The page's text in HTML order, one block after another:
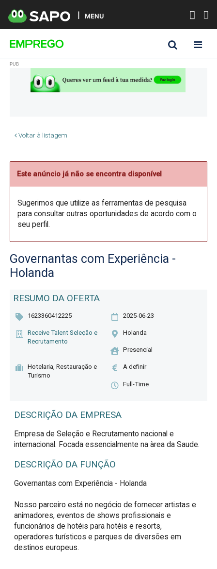
MENU
Voltar à listagem
Este anúncio já não se encontra disponível
Sugerimos que utilize as ferramentas de pesquisa
para consultar outras oportunidades de acordo com o
seu perfil.
Governantas com Experiência -
Holanda
RESUMO DA OFERTA
1623360412225 2025-06-23
Receive Talent Seleção e
Recrutamento
Holanda
Presencial
Hotelaria, Restauração e
Turismo
A definir
Full-Time
DESCRIÇÃO DA EMPRESA
Empresa de Seleção e Recrutamento nacional e
internacional. Focada essencialmente na àrea da Saude.
DESCRIÇÃO DA FUNÇÃO
Governantas com Experiência - Holanda
Nosso parceiro está no negócio de fornecer artistas e
animadores, eventos de shows profissionais e
funcionários de hotéis para hotéis e resorts,
operadores turísticos e parques de diversões em
destinos europeus.